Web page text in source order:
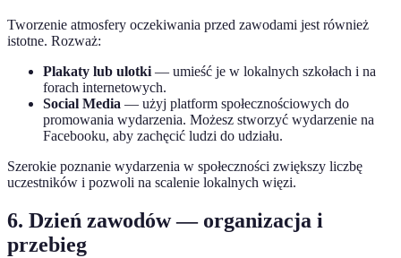
Tworzenie atmosfery oczekiwania przed zawodami jest również
istotne. Rozważ:
Plakaty lub ulotki — umieść je w lokalnych szkołach i na
forach internetowych.
Social Media — użyj platform społecznościowych do
promowania wydarzenia. Możesz stworzyć wydarzenie na
Facebooku, aby zachęcić ludzi do udziału.
Szerokie poznanie wydarzenia w społeczności zwiększy liczbę
uczestników i pozwoli na scalenie lokalnych więzi.
6. Dzień zawodów — organizacja i
przebieg